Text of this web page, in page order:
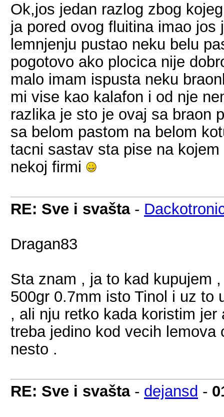
Ok,jos jedan razlog zbog
ja pored ovog fluitina imao
lemnjenju pustao neku belu
pogotovo ako plocica nije
malo imam ispusta neku
mi vise kao kalafon i od nje
razlika je sto je ovaj sa braon
sa belom pastom na belom
tacni sastav sta pise na
nekoj firmi
RE: Sve i svašta-
Dragan83
Sta znam , ja to kad kupujem
500gr 0.7mm isto Tinol i uz to
, ali nju retko kada koristim
treba jedino kod vecih
nesto .
RE: Sve i svašta- dejansd -